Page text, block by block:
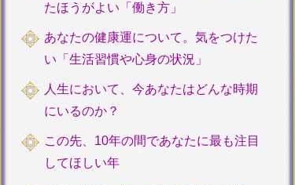
たほうがよい「働き方」
あなたの健康運について。気をつけた
い「生活習慣や心身の状況」
人生において、今あなたはどんな時期
にいるのか？
この先、10年の間であなたに最も注目
してほしい年